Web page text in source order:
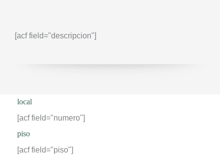
[acf field="descripcion"]
local
[acf field="numero"]
piso
[acf field="piso"]